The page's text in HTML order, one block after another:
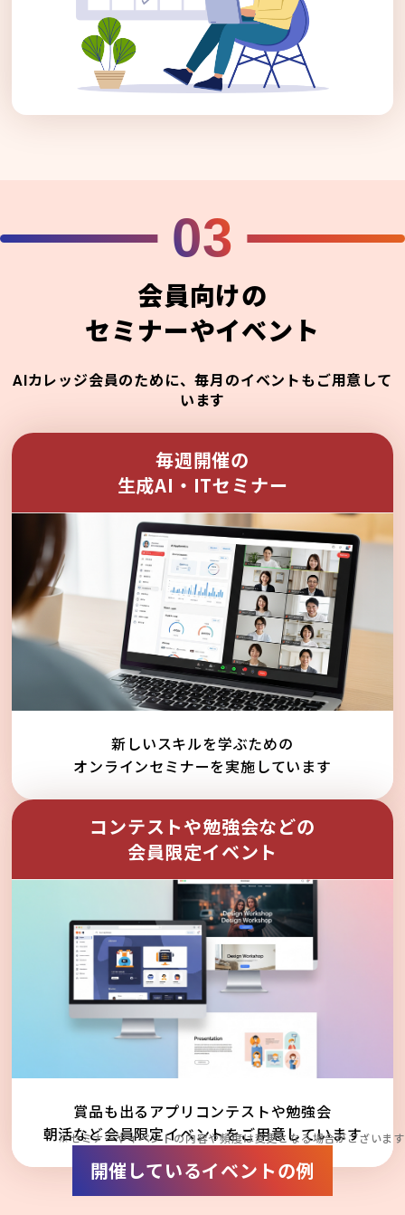
03
会員向けの
セミナーやイベント
AIカレッジ会員のために、毎月のイベントもご用意して
います
毎週開催の
生成AI・ITセミナー
新しいスキルを学ぶための
オンラインセミナーを実施しています
コンテストや勉強会などの
会員限定イベント
賞品も出るアプリコンテストや勉強会
朝活など会員限定イベントをご用意しています
※セミナーやイベントの内容や頻度は変更となる場合がございます
開催しているイベントの例